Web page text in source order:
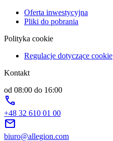
Oferta inwestycyjna
Pliki do pobrania
Polityka cookie
Regulacje dotyczące cookie
Kontakt
od 08:00 do 16:00
phone
+48 32 610 01 00
mail
biuro@allegion.com